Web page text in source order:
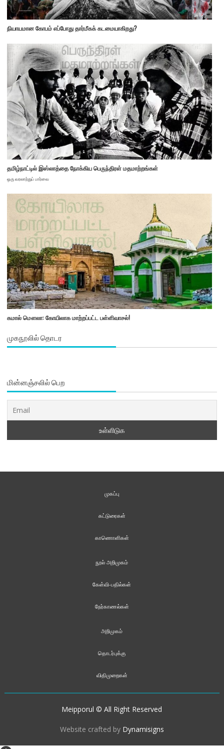
நியாயமான கோபம் எப்போது தார்மீகக் கடமையாகிறது?
தமிழ்நாட்டில் இஸ்லாத்தை நோக்கிய பெருந்திரள் மதமாற்றங்கள்
ஒரு வரலாற்றுப் பார்வை
கமால் மௌலா: கோயிலாக மாற்றப்பட்ட பள்ளிவாசல்!
முகநூலில் தொடர
மின்னஞ்சலில் பெற
முகப்பு
கட்டுரைகள்
காணொளிகள்
நூல் அறிமுகம்
கேள்வி-பதில்கள்
நேர்காணல்கள்
அறிமுகம்
தொடர்புக்கு
விதிமுறைகள்
Meipporul © All Right Reserved
Website crafted by Dynamisigns